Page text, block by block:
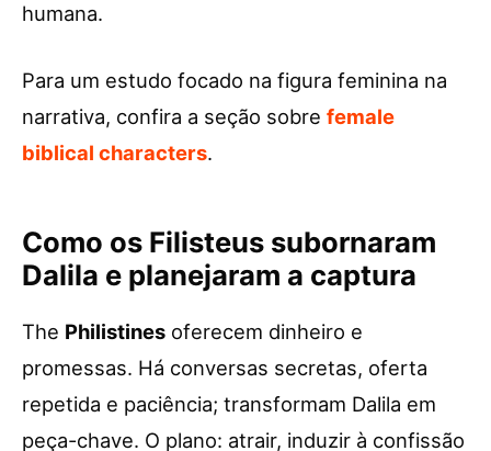
humana.
Para um estudo focado na figura feminina na
narrativa, confira a seção sobre female
biblical characters.
Como os Filisteus subornaram
Dalila e planejaram a captura
The Philistines oferecem dinheiro e
promessas. Há conversas secretas, oferta
repetida e paciência; transformam Dalila em
peça-chave. O plano: atrair, induzir à confissão